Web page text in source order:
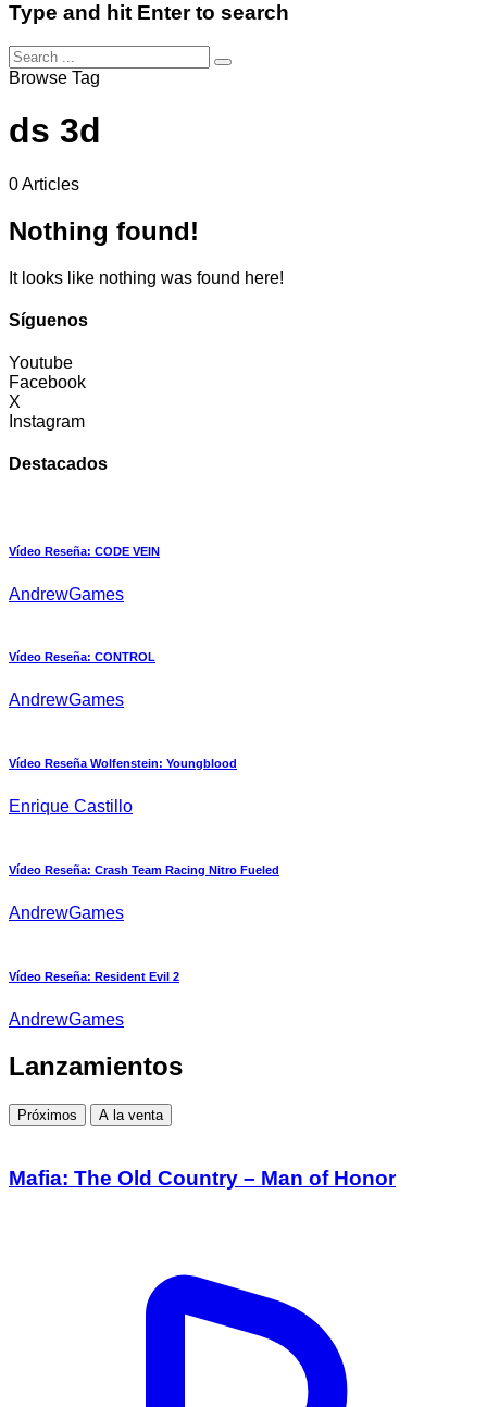
Type and hit Enter to search
Browse Tag
ds 3d
0 Articles
Nothing found!
It looks like nothing was found here!
Síguenos
Youtube
Facebook
X
Instagram
Destacados
Vídeo Reseña: CODE VEIN
AndrewGames
Vídeo Reseña: CONTROL
AndrewGames
Vídeo Reseña Wolfenstein: Youngblood
Enrique Castillo
Vídeo Reseña: Crash Team Racing Nitro Fueled
AndrewGames
Vídeo Reseña: Resident Evil 2
AndrewGames
Lanzamientos
Próximos A la venta
Mafia: The Old Country – Man of Honor